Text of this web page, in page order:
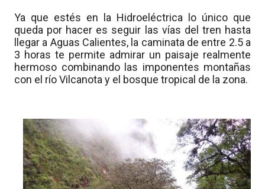
Ya que estés en la Hidroeléctrica lo único que
queda por hacer es seguir las vías del tren hasta
llegar a Aguas Calientes, la caminata de entre 2.5 a
3 horas te permite admirar un paisaje realmente
hermoso combinando las imponentes montañas
con el río Vilcanota y el bosque tropical de la zona.